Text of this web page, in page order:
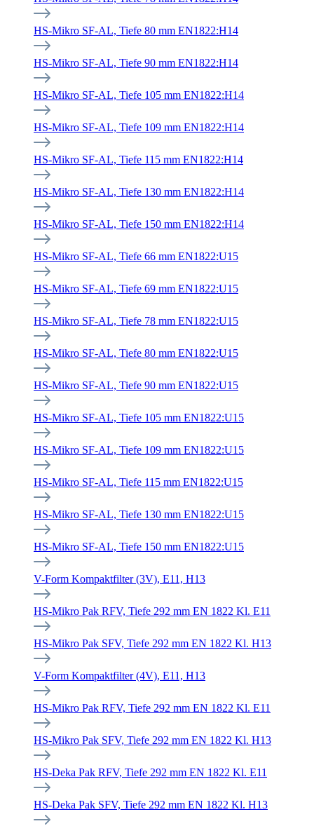
HS-Mikro SF-AL, Tiefe 80 mm EN1822:H14
HS-Mikro SF-AL, Tiefe 90 mm EN1822:H14
HS-Mikro SF-AL, Tiefe 105 mm EN1822:H14
HS-Mikro SF-AL, Tiefe 109 mm EN1822:H14
HS-Mikro SF-AL, Tiefe 115 mm EN1822:H14
HS-Mikro SF-AL, Tiefe 130 mm EN1822:H14
HS-Mikro SF-AL, Tiefe 150 mm EN1822:H14
HS-Mikro SF-AL, Tiefe 66 mm EN1822:U15
HS-Mikro SF-AL, Tiefe 69 mm EN1822:U15
HS-Mikro SF-AL, Tiefe 78 mm EN1822:U15
HS-Mikro SF-AL, Tiefe 80 mm EN1822:U15
HS-Mikro SF-AL, Tiefe 90 mm EN1822:U15
HS-Mikro SF-AL, Tiefe 105 mm EN1822:U15
HS-Mikro SF-AL, Tiefe 109 mm EN1822:U15
HS-Mikro SF-AL, Tiefe 115 mm EN1822:U15
HS-Mikro SF-AL, Tiefe 130 mm EN1822:U15
HS-Mikro SF-AL, Tiefe 150 mm EN1822:U15
V-Form Kompaktfilter (3V), E11, H13
HS-Mikro Pak RFV, Tiefe 292 mm EN 1822 Kl. E11
HS-Mikro Pak SFV, Tiefe 292 mm EN 1822 Kl. H13
V-Form Kompaktfilter (4V), E11, H13
HS-Mikro Pak RFV, Tiefe 292 mm EN 1822 Kl. E11
HS-Mikro Pak SFV, Tiefe 292 mm EN 1822 Kl. H13
HS-Deka Pak RFV, Tiefe 292 mm EN 1822 Kl. E11
HS-Deka Pak SFV, Tiefe 292 mm EN 1822 Kl. H13